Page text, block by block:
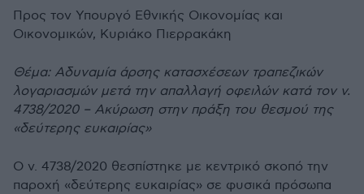
Προς τον Υπουργό Εθνικής Οικονομίας και
Οικονομικών, Κυριάκο Πιερρακάκη
Θέμα: Αδυναμία άρσης κατασχέσεων τραπεζικών
λογαριασμών μετά την απαλλαγή οφειλών κατά τον ν.
4738/2020 – Ακύρωση στην πράξη του θεσμού της
«δεύτερης ευκαιρίας»
Ο ν. 4738/2020 θεσπίστηκε με κεντρικό σκοπό την
παροχή «δεύτερης ευκαιρίας» σε φυσικά πρόσωπα